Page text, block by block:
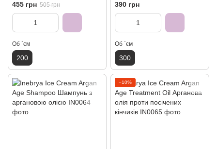
455 грн 505 грн
Об `єм
200
390 грн
Об `єм
300
−10%